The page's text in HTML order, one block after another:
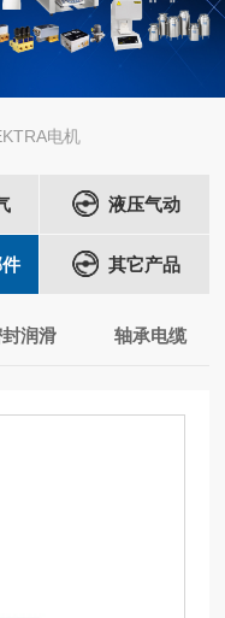
电机
液压气动
其它产品
润滑 轴承电缆